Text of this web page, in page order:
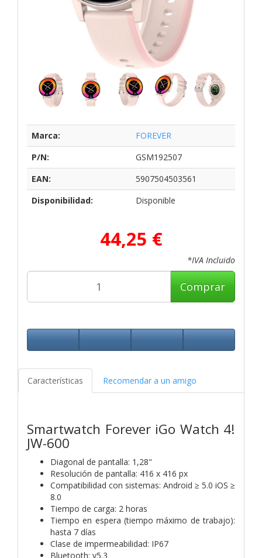
Marca:
FOREVER
P/N:
GSM192507
EAN:
5907504503561
Disponibilidad:
Disponible
44,25 €
*IVA Incluido
Comprar
Características Recomendar a un amigo
Smartwatch Forever iGo Watch 4!
JW-600
Diagonal de pantalla: 1,28"
Resolución de pantalla: 416 x 416 px
Compatibilidad con sistemas: Android ≥ 5.0 iOS ≥
8.0
Tiempo de carga: 2 horas
Tiempo en espera (tiempo máximo de trabajo):
hasta 7 días
Clase de impermeabilidad: IP67
Bluetooth: v5.3